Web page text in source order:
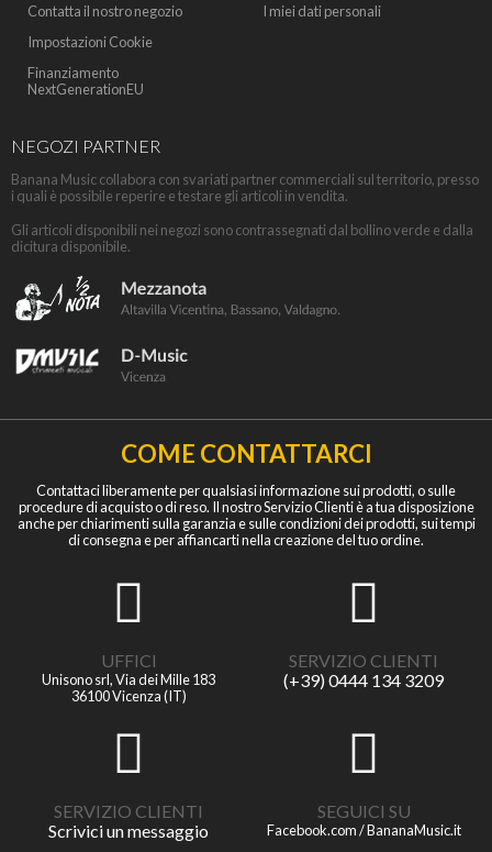
Contatta il nostro negozio
Impostazioni Cookie
Finanziamento
NextGenerationEU
I miei dati personali
NEGOZI PARTNER
Banana Music collabora con svariati partner commerciali sul territorio, presso
i quali è possibile reperire e testare gli articoli in vendita.
Gli articoli disponibili nei negozi sono contrassegnati dal bollino verde e dalla
dicitura disponibile.
COME CONTATTARCI
Contattaci liberamente per qualsiasi informazione sui prodotti, o sulle
procedure di acquisto o di reso. Il nostro Servizio Clienti è a tua disposizione
anche per chiarimenti sulla garanzia e sulle condizioni dei prodotti, sui tempi
di consegna e per affiancarti nella creazione del tuo ordine.
UFFICI
Unisono srl, Via dei Mille 183
36100 Vicenza (IT)
SERVIZIO CLIENTI
(+39) 0444 134 3209
SERVIZIO CLIENTI
Scrivici un messaggio
SEGUICI SU
Facebook.com / BananaMusic.it